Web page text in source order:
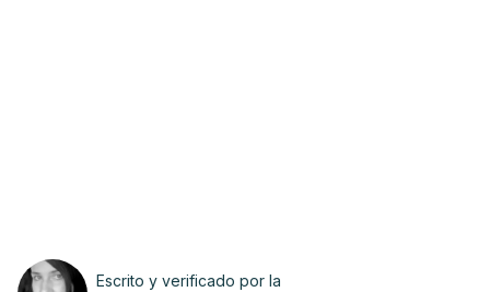
Escrito y verificado por la